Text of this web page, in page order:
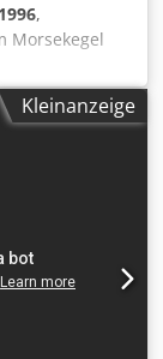
1996,
Morsekegel
x 700 mm
t Raumbedarf
Kleinanzeige